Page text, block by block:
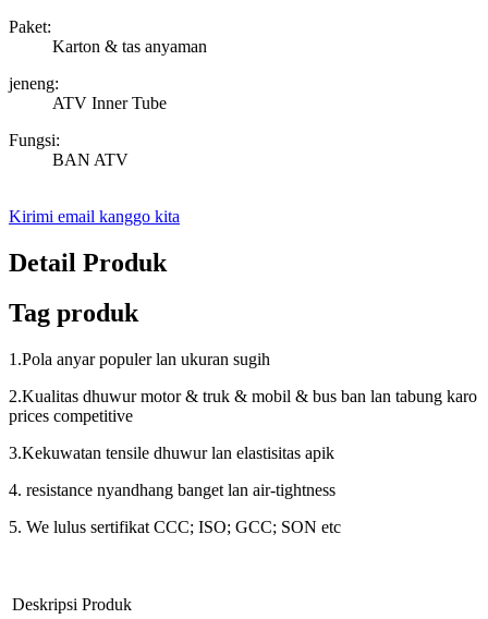
Paket:
Karton & tas anyaman
jeneng:
ATV Inner Tube
Fungsi:
BAN ATV
Kirimi email kanggo kita
Detail Produk
Tag produk
1.Pola anyar populer lan ukuran sugih
2.Kualitas dhuwur motor & truk & mobil & bus ban lan tabung karo
prices competitive
3.Kekuwatan tensile dhuwur lan elastisitas apik
4. resistance nyandhang banget lan air-tightness
5. We lulus sertifikat CCC; ISO; GCC; SON etc
Deskripsi Produk